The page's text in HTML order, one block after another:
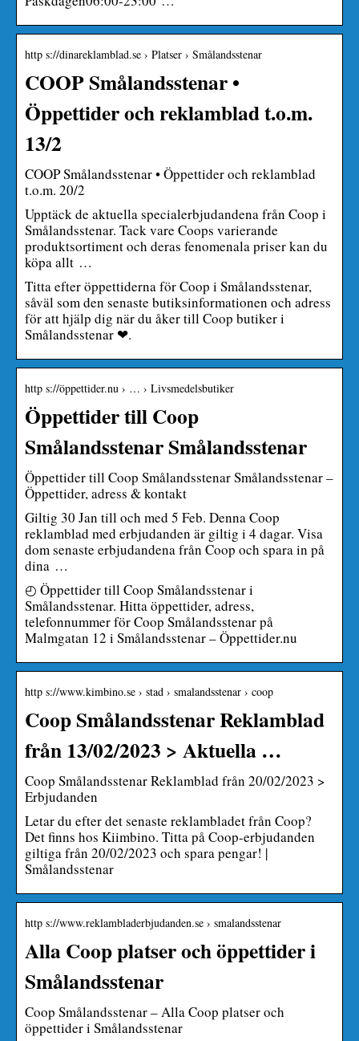
http s://dinareklamblad.se › Platser › Smålandsstenar
COOP Smålandsstenar •
Öppettider och reklamblad t.o.m.
13/2
COOP Smålandsstenar • Öppettider och reklamblad
t.o.m. 20/2
Upptäck de aktuella specialerbjudandena från Coop i
Smålandsstenar. Tack vare Coops varierande
produktsortiment och deras fenomenala priser kan du
köpa allt …
Titta efter öppettiderna för Coop i Smålandsstenar,
såväl som den senaste butiksinformationen och adress
för att hjälp dig när du åker till Coop butiker i
Smålandsstenar ❤.
http s://öppettider.nu › … › Livsmedelsbutiker
Öppettider till Coop
Smålandsstenar Smålandsstenar
Öppettider till Coop Smålandsstenar Smålandsstenar –
Öppettider, adress & kontakt
Giltig 30 Jan till och med 5 Feb. Denna Coop
reklamblad med erbjudanden är giltig i 4 dagar. Visa
dom senaste erbjudandena från Coop och spara in på
dina …
◴ Öppettider till Coop Smålandsstenar i
Smålandsstenar. Hitta öppettider, adress,
telefonnummer för Coop Smålandsstenar på
Malmgatan 12 i Smålandsstenar – Öppettider.nu
http s://www.kimbino.se › stad › smalandsstenar › coop
Coop Smålandsstenar Reklamblad
från 13/02/2023 > Aktuella …
Coop Smålandsstenar Reklamblad från 20/02/2023 >
Erbjudanden
Letar du efter det senaste reklambladet från Coop?
Det finns hos Kiimbino. Titta på Coop-erbjudanden
giltiga från 20/02/2023 och spara pengar! |
Smålandsstenar
http s://www.reklambladerbjudanden.se › smalandsstenar
Alla Coop platser och öppettider i
Smålandsstenar
Coop Smålandsstenar – Alla Coop platser och
öppettider i Smålandsstenar